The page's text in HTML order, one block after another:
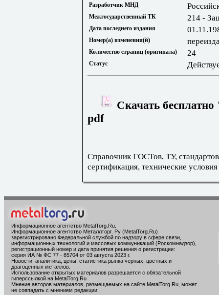
Разработчик МНД
Межгосударственный ТК 214 -
Дата последнего издания
Номер(а) изменении(й)
Количество страниц (оригинала) 24
Статус
Скачать
pdf
Справочник ГОСТов, ТУ,
сертификация, технические условия
Информационное агентство MetalTorg.Ru
Информационное агентство Металлторг. Ру (MetalTorg.Ru)
зарегистрировано Федеральной службой по надзору в сфере связи,
информационных технологий и массовых коммуникаций (Роскомнадзор),
регистрационный номер и дата принятия решения о регистрации:
серия ИА № ФС 77 - 85704 от 03 августа 2023 г.
Новости, аналитика, цены, статистика рынка черных, цветных и
драгоценных металлов.
Использование открытых материалов разрешается с обязательной
гиперссылкой на MetalTorg.Ru
Мнение авторов материалов, размещаемых на сайте MetalTorg.Ru, может
не совпадать с мнением редакции.